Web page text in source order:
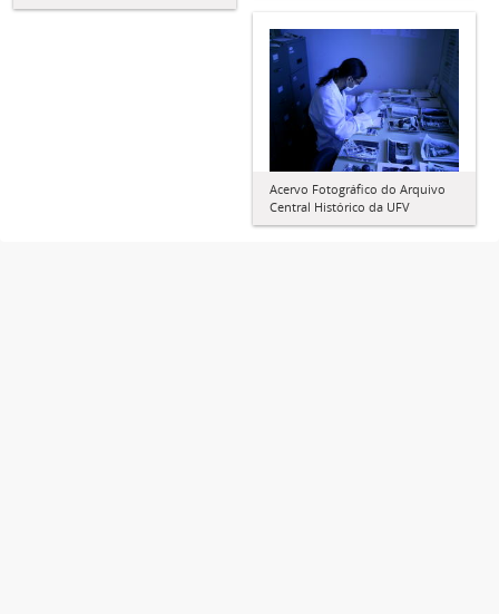
Acervo Fotográfico do Arquivo
Central Histórico da UFV